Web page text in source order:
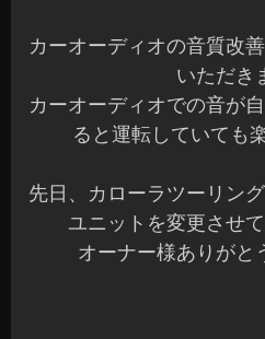
カーオーディオの音質改
いただき
カーオーディオでの音が
ると運転していても
先日、カローラツーリン
ユニットを変更させ
オーナー様ありが